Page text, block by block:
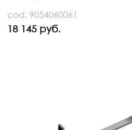
cod. 9054060061
18 145 руб.